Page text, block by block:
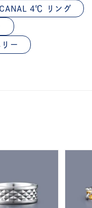
CANAL 4℃ リング
ー